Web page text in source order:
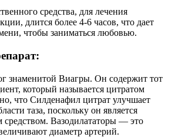
средства, для лечения
длится более 4-6 часов, что дает
чтобы заниматься любовью.
:
знаменитой Виагры. Он содержит тот
который называется цитратом
что Силденафил цитрат улучшает
таза, поскольку он является
Вазодилататоры — это
диаметр артерий.